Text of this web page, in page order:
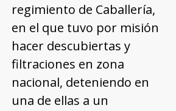
regimiento de Caballería,
en el que tuvo por misión
hacer descubiertas y
filtraciones en zona
nacional, deteniendo en
una de ellas a un